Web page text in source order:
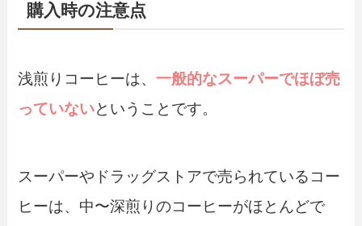
購入時の注意点
浅煎りコーヒーは、 一般的なスーパーでほぼ売
っていないということです。
スーパーやドラッグストアで売られているコー
ヒーは、中〜深煎りのコーヒーがほとんどで